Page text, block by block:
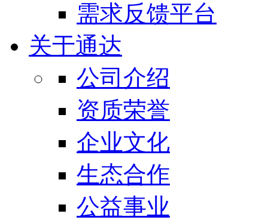
需求反馈平台
关于通达
公司介绍
资质荣誉
企业文化
生态合作
公益事业